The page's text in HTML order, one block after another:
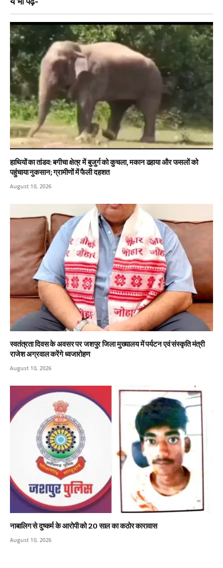
हाथियों का तांडव: बगीचा क्षेत्र में बुजुर्ग को कुचला, मकान ढहाया और फसलों को
पहुंचाया नुकसान; ग्रामीणों में फैली दहशत
August 10, 2026
स्वतंत्रता दिवस के अवसर पर जशपुर जिला मुख्यालय में पर्यटन एवं संस्कृति मंत्री
राजेश अग्रवाल करेंगे ध्वजारोहण
August 10, 2026
नाबालिग से दुष्कर्म के आरोपी को 20 साल का कठोर कारावास
August 10, 2026